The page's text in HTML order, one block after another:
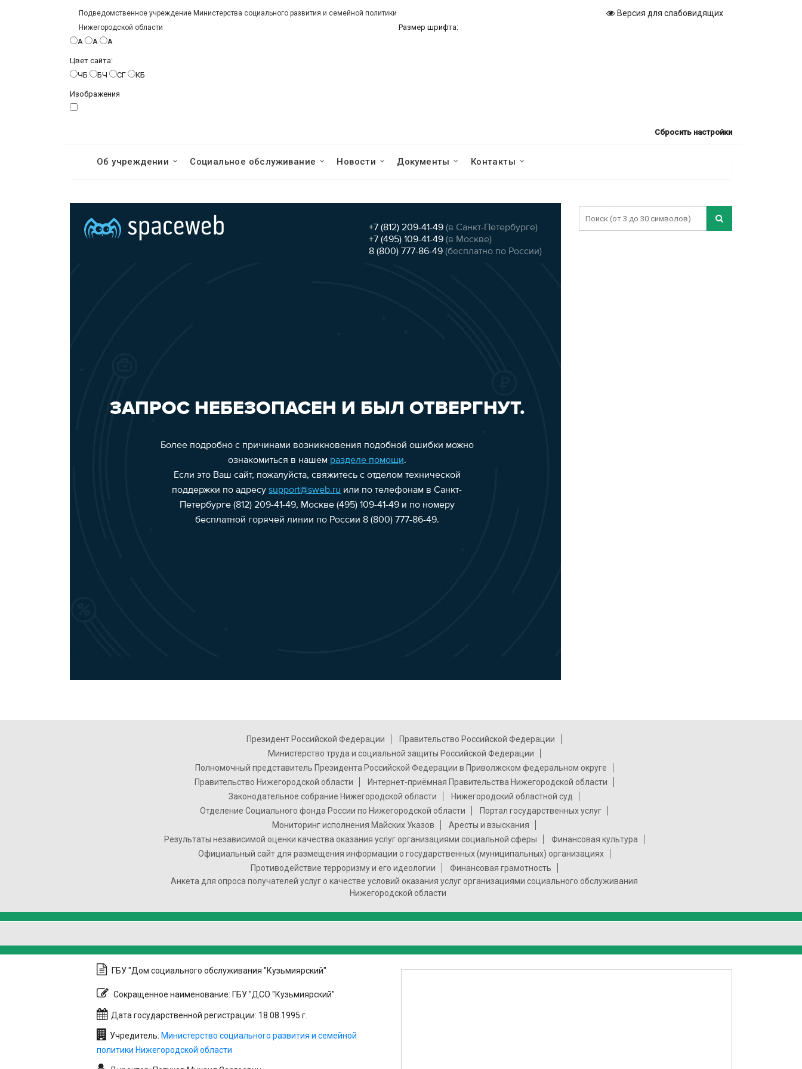
Подведомственное учреждение Министерства социального развития и семейной политики
Нижегородской области
Версия для слабовидящих
Размер шрифта:
A
A A
Цвет сайта:
ЧБ
БЧ СГ КБ
Изображения
Сбросить настройки
Об учреждении Социальное обслуживание Новости Документы Контакты
Президент Российской Федерации
Правительство Российской Федерации
Министерство труда и социальной защиты Российской Федерации
Полномочный представитель Президента Российской Федерации в Приволжском федеральном округе
Правительство Нижегородской области
Интернет-приёмная Правительства Нижегородской области
Законодательное собрание Нижегородской области
Нижегородский областной суд
Отделение Социального фонда России по Нижегородской области
Портал государственных услуг
Мониторинг исполнения Майских Указов
Аресты и взыскания
Результаты независимой оценки качества оказания услуг организациями социальной сферы
Финансовая культура
Официальный сайт для размещения информации о государственных (муниципальных) организациях
Противодействие терроризму и его идеологии
Финансовая грамотность
Анкета для опроса получателей услуг о качестве условий оказания услуг организациями социального обслуживания
Нижегородской области
ГБУ "Дом социального обслуживания "Кузьмиярский"
Сокращенное наименование: ГБУ "ДСО "Кузьмиярский"
Дата государственной регистрации: 18.08.1995 г.
Учредитель: Министерство социального развития и семейной
политики Нижегородской области